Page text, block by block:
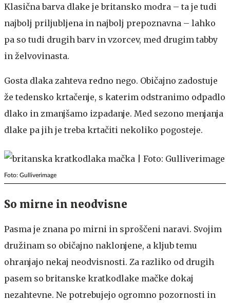
Klasična barva dlake je britansko modra – ta je tudi
najbolj priljubljena in najbolj prepoznavna – lahko
pa so tudi drugih barv in vzorcev, med drugim tabby
in želvovinasta.
Gosta dlaka zahteva redno nego. Običajno zadostuje
že tedensko krtačenje, s katerim odstranimo odpadlo
dlako in zmanjšamo izpadanje. Med sezono menjanja
dlake pa jih je treba krtačiti nekoliko pogosteje.
Foto: Gulliverimage
So mirne in neodvisne
Pasma je znana po mirni in sproščeni naravi. Svojim
družinam so običajno naklonjene, a kljub temu
ohranjajo nekaj neodvisnosti. Za razliko od drugih
pasem so britanske kratkodlake mačke dokaj
nezahtevne. Ne potrebujejo ogromno pozornosti in